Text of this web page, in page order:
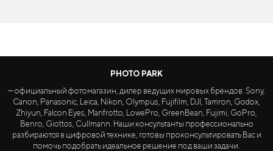
PHOTO PARK
— официальный фотомагазин, дилер ведущих мировых брендов: Sony,
Canon, Panasonic, Leica, Nikon, Olympus, Fujifilm, DJI, Tamron, Godox,
Zhiyun, Falcon Eyes, Manfrotto, LowePro, GreenBean, Fujimi, GoPro,
Benro, Giottos, Cullmann. Наши консультанты профессионально
разбираются в цифровой технике, готовы проконсультировать Вас и
помочь подобрать идеальное решение под ваши задачи.